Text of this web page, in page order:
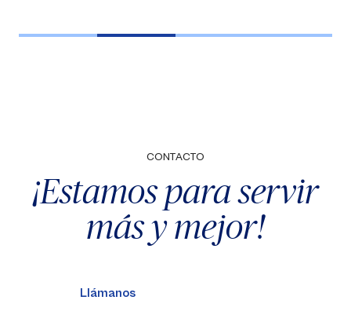
CONTACTO
¡Estamos para servir
más y mejor!
Llámanos